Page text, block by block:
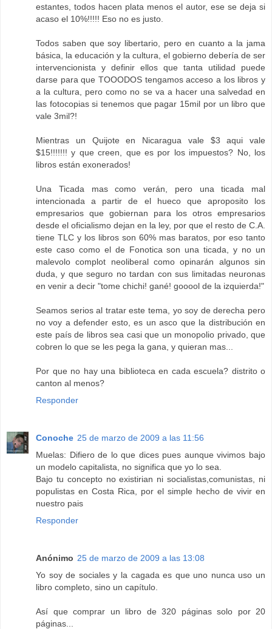
estantes, todos hacen plata menos el autor, ese se deja si
acaso el 10%!!!!! Eso no es justo.
Todos saben que soy libertario, pero en cuanto a la jama
básica, la educación y la cultura, el gobierno debería de ser
intervencionista y definir ellos que tanta utilidad puede
darse para que TOOODOS tengamos acceso a los libros y
a la cultura, pero como no se va a hacer una salvedad en
las fotocopias si tenemos que pagar 15mil por un libro que
vale 3mil?!
Mientras un Quijote en Nicaragua vale $3 aqui vale
$15!!!!!!! y que creen, que es por los impuestos? No, los
libros están exonerados!
Una Ticada mas como verán, pero una ticada mal
intencionada a partir de el hueco que aproposito los
empresarios que gobiernan para los otros empresarios
desde el oficialismo dejan en la ley, por que el resto de C.A.
tiene TLC y los libros son 60% mas baratos, por eso tanto
este caso como el de Fonotica son una ticada, y no un
malevolo complot neoliberal como opinarán algunos sin
duda, y que seguro no tardan con sus limitadas neuronas
en venir a decir "tome chichi! gané! gooool de la izquierda!"
Seamos serios al tratar este tema, yo soy de derecha pero
no voy a defender esto, es un asco que la distribución en
este país de libros sea casi que un monopolio privado, que
cobren lo que se les pega la gana, y quieran mas...
Por que no hay una biblioteca en cada escuela? distrito o
canton al menos?
Responder
Conoche 25 de marzo de 2009 a las 11:56
Muelas: Difiero de lo que dices pues aunque vivimos bajo
un modelo capitalista, no significa que yo lo sea.
Bajo tu concepto no existirian ni socialistas,comunistas, ni
populistas en Costa Rica, por el simple hecho de vivir en
nuestro pais
Responder
Anónimo 25 de marzo de 2009 a las 13:08
Yo soy de sociales y la cagada es que uno nunca uso un
libro completo, sino un capítulo.
Así que comprar un libro de 320 páginas solo por 20
páginas...